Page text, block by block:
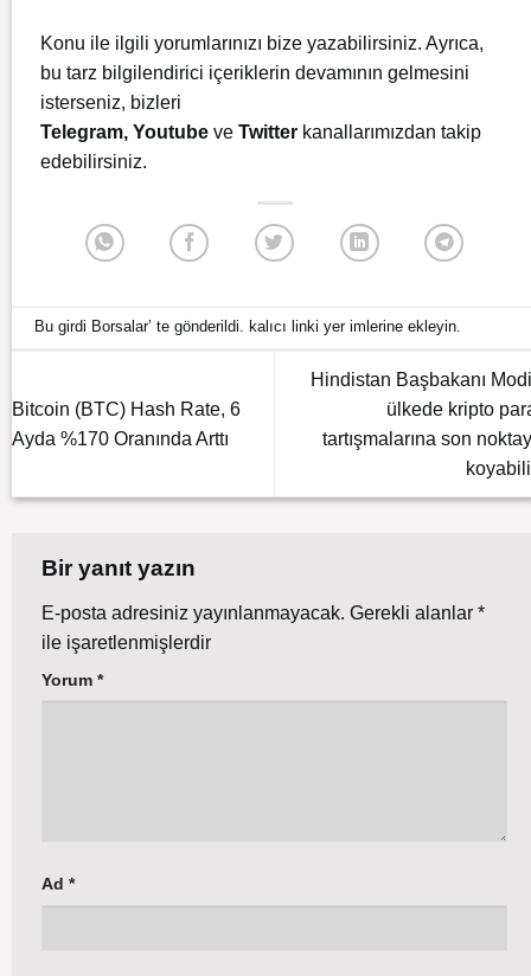
Konu ile ilgili yorumlarınızı bize yazabilirsiniz. Ayrıca,
bu tarz bilgilendirici içeriklerin devamının gelmesini
isterseniz, bizleri
Telegram, Youtube ve Twitter kanallarımızdan takip
edebilirsiniz.
Bu girdi Borsalar’ te gönderildi. kalıcı linki yer imlerine ekleyin.
Bitcoin (BTC) Hash Rate, 6
Ayda %170 Oranında Arttı
Hindistan Başbakanı
ülkede kripto
tartışmalarına son
Bir yanıt yazın
E-posta adresiniz yayınlanmayacak. Gerekli alanlar *
ile işaretlenmişlerdir
Yorum *
Ad *